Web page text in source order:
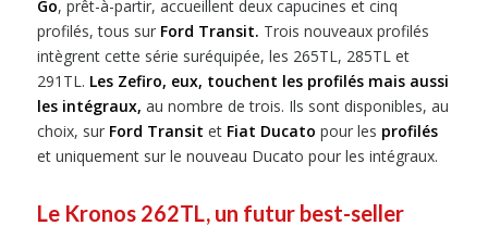
Go, prêt-à-partir, accueillent deux capucines et cinq
profilés, tous sur Ford Transit. Trois nouveaux profilés
intègrent cette série suréquipée, les 265TL, 285TL et
291TL. Les Zefiro, eux, touchent les profilés mais aussi
les intégraux, au nombre de trois. Ils sont disponibles, au
choix, sur Ford Transit et Fiat Ducato pour les profilés
et uniquement sur le nouveau Ducato pour les intégraux.
Le Kronos 262TL, un futur best-seller